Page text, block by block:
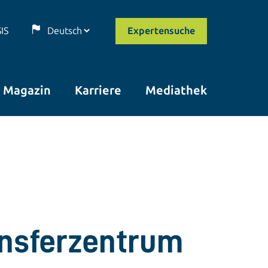
Expertensuche
Magazin Karriere Mediathek